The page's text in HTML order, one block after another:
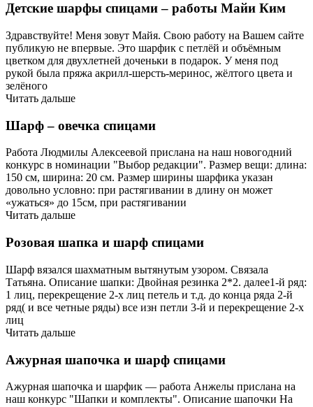
Детские шарфы спицами – работы Майи Ким
Здравствуйте! Меня зовут Майя. Свою работу на Вашем сайте
публикую не впервые. Это шарфик с петлëй и объëмным
цветком для двухлетней доченьки в подарок. У меня под
рукой была пряжа акрилл-шерсть-меринос, жëлтого цвета и
зелëного
Читать дальше
Шарф – овечка спицами
Работа Людмилы Алексеевой прислана на наш новогодний
конкурс в номинации "Выбор редакции". Размер вещи: длина:
150 см, ширина: 20 см. Размер ширины шарфика указан
довольно условно: при растягивании в длину он может
«ужаться» до 15см, при растягивании
Читать дальше
Розовая шапка и шарф спицами
Шарф вязался шахматным вытянутым узором. Связала
Татьяна. Описание шапки: Двойная резинка 2*2. далее1-й ряд:
1 лиц, перекрещение 2-х лиц петель и т.д. до конца ряда 2-й
ряд( и все четные ряды) все изн петли 3-й и перекрещение 2-х
лиц
Читать дальше
Ажурная шапочка и шарф спицами
Ажурная шапочка и шарфик — работа Анжелы прислана на
наш конкурс "Шапки и комплекты". Описание шапочки На